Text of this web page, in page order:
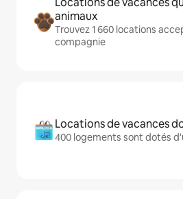
animaux
Trouvez 1 660 locations
compagnie
Locations de vacances
400 logements sont dotés